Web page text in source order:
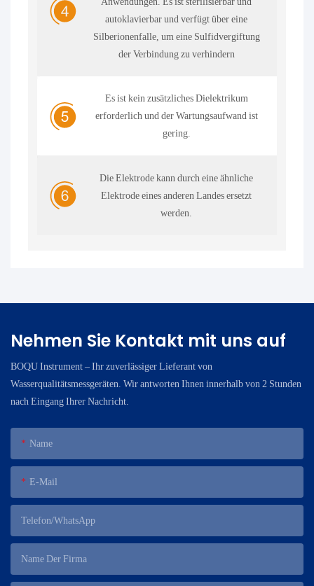
autoklavierbar und verfügt über eine
Silberionenfalle, um eine Sulfidvergiftung
der Verbindung zu verhindern
Es ist kein zusätzliches Dielektrikum
erforderlich und der Wartungsaufwand ist
gering.
Die Elektrode kann durch eine ähnliche
Elektrode eines anderen Landes ersetzt
werden.
Nehmen Sie Kontakt mit uns auf
BOQU Instrument – ​​Ihr zuverlässiger Lieferant von
Wasserqualitätsmessgeräten. Wir antworten Ihnen innerhalb von 2 Stunden
nach Eingang Ihrer Nachricht.
Name
E-Mail
Telefon/WhatsApp
Name Der Firma